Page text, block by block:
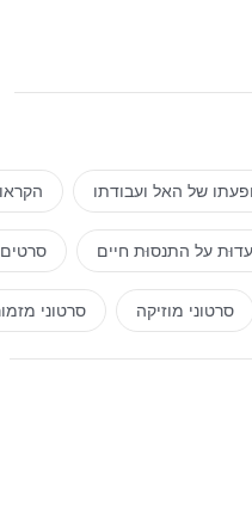
של האל ועבודתו
על התנסוּת חיים
סרטוני מוזיקה סרטוני